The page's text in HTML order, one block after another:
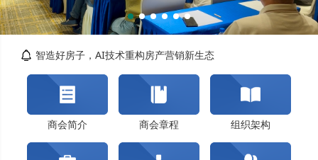
筑牢合规防线 | 竣工验收与保修阶段法律风险...
精准解读提质效 | 房土两税专题培训顺利举办
智造好房子，AI技术重构房产营销新生态
关于交纳2026年度会费的通知
转发佛山市自然资源局顺德分局关于对《佛山市...
佛山市顺德区住房城乡建设和水务局关于开展202...
关于交纳2024年度会费的通知
商会简介 商会章程 组织架构